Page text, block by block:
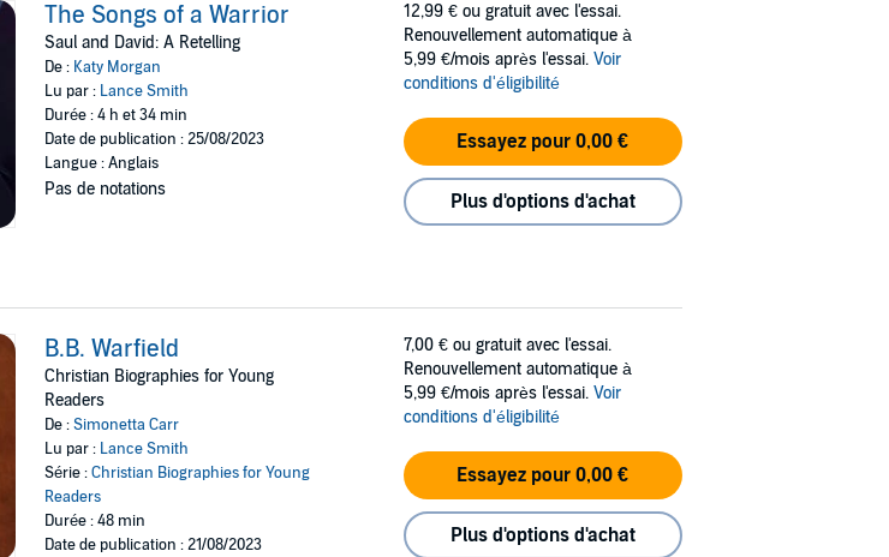
The Songs of a Warrior
Saul and David: A Retelling
De : Katy Morgan
Lu par : Lance Smith
Durée : 4 h et 34 min
Date de publication : 25/08/2023
Langue : Anglais
Pas de notations
12,99 € ou gratuit avec l'essai.
Renouvellement automatique à
5,99 €/mois après l'essai. Voir
conditions d'éligibilité
Essayez pour 0,00 €
Plus d'options d'achat
B.B. Warfield
Christian Biographies for Young
Readers
De :Simonetta Carr
Lu par : Lance Smith
Série :Christian Biographies for Young
Readers
Durée : 48 min
Date de publication : 21/08/2023
7,00 € ou gratuit avec l'essai.
Renouvellement automatique à
5,99 €/mois après l'essai. Voir
conditions d'éligibilité
Essayez pour 0,00 €
Plus d'options d'achat